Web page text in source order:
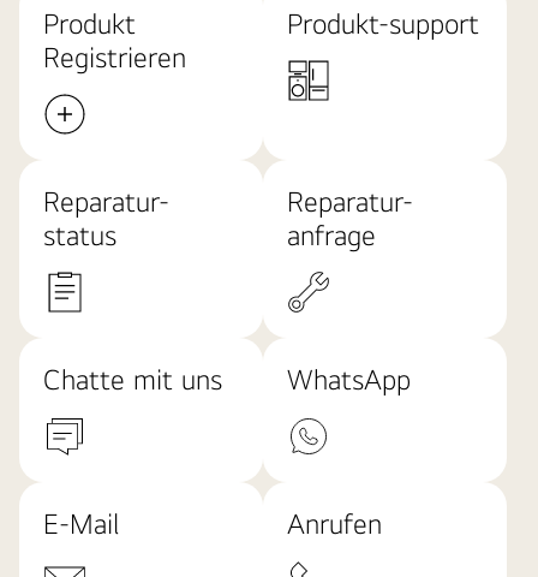
Produkt
Registrieren
Produkt-support
Reparatur-
status
Reparatur-
anfrage
Chatte mit uns WhatsApp
E-Mail Anrufen